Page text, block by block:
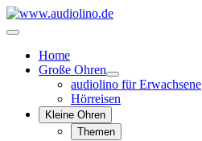
Home
Große Ohren
audiolino für Erwachsene
Hörreisen
Kleine Ohren
Themen